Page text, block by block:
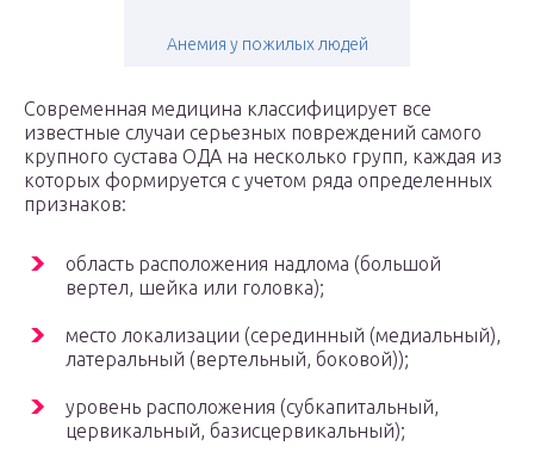
Анемия у пожилых людей
Современная медицина классифицирует все
известные случаи серьезных повреждений самого
крупного сустава ОДА на несколько групп, каждая из
которых формируется с учетом ряда определенных
признаков:
область расположения надлома (большой
вертел, шейка или головка);
место локализации (серединный (медиальный),
латеральный (вертельный, боковой));
уровень расположения (субкапитальный,
цервикальный, базисцервикальный);